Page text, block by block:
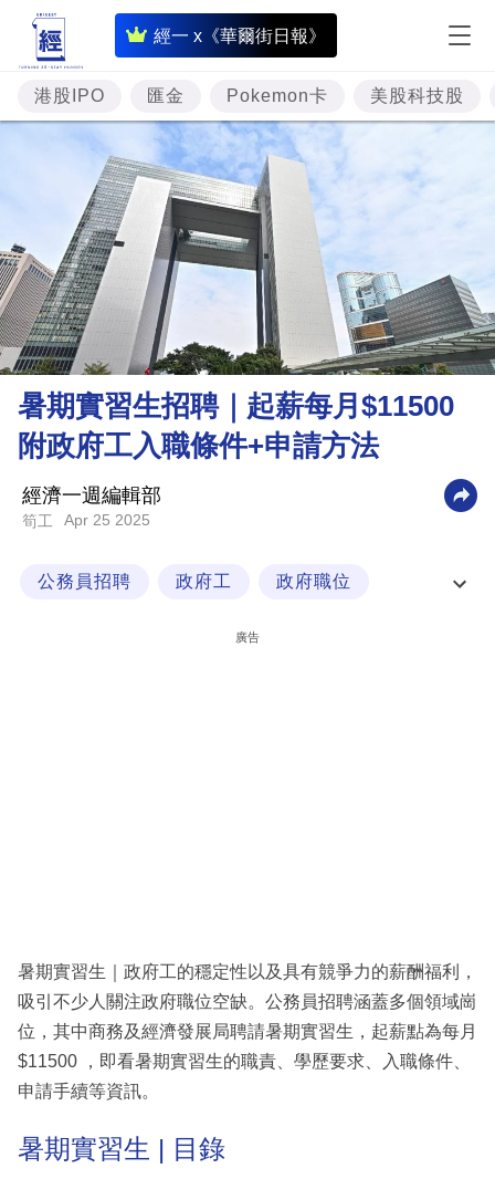
經一 x《華爾街日報》
即
時
財
經
專
資
樓
市
理
財
商
業
科
區
港股IPO 匯金 Pokemon卡 美股科技股
暑期實習生招聘｜起薪每月$11500
附政府工入職條件+申請方法
經濟一週編輯部
筍工 Apr 25 2025
公務員招聘 政府工 政府職位
廣告
暑期實習生｜政府工的穩定性以及具有競爭力的薪酬福利，
吸引不少人關注政府職位空缺。公務員招聘涵蓋多個領域崗
位，其中商務及經濟發展局聘請暑期實習生，起薪點為每月
$11500 ，即看暑期實習生的職責、學歷要求、入職條件、
申請手續等資訊。
暑期實習生 | 目錄